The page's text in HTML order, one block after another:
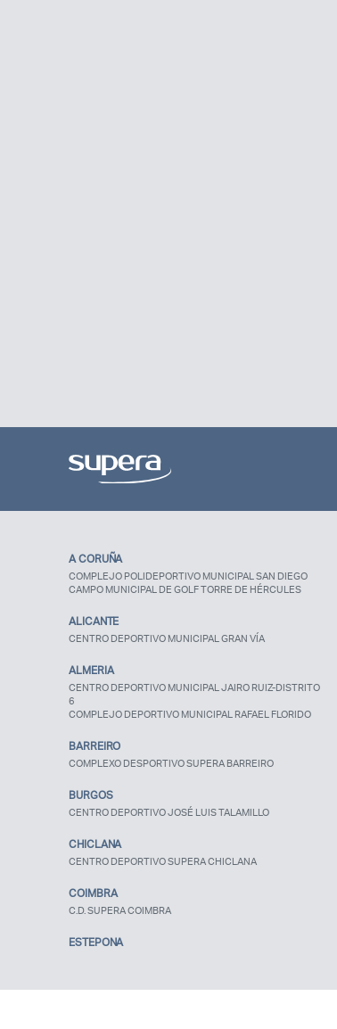
A CORUÑA
COMPLEJO POLIDEPORTIVO MUNICIPAL SAN DIEGO
CAMPO MUNICIPAL DE GOLF TORRE DE HÉRCULES
ALICANTE
CENTRO DEPORTIVO MUNICIPAL GRAN VÍA
ALMERIA
CENTRO DEPORTIVO MUNICIPAL JAIRO RUIZ-DISTRITO
6
COMPLEJO DEPORTIVO MUNICIPAL RAFAEL FLORIDO
BARREIRO
COMPLEXO DESPORTIVO SUPERA BARREIRO
BURGOS
CENTRO DEPORTIVO JOSÉ LUIS TALAMILLO
CHICLANA
CENTRO DEPORTIVO SUPERA CHICLANA
COIMBRA
C.D. SUPERA COIMBRA
ESTEPONA